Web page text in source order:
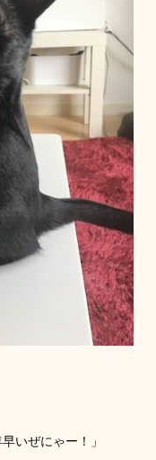
いぜにゃー！」